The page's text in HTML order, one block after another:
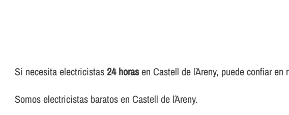
Si necesita electricistas24 horasen Castell de l´Areny, puede confiar
Somos electricistas baratos en Castell de l´Areny.